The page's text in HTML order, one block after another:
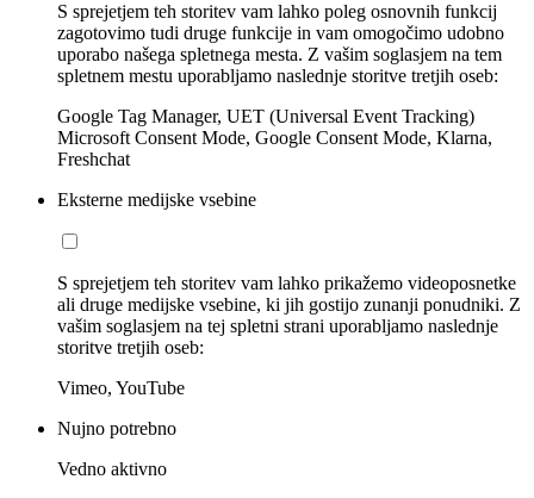
S sprejetjem teh storitev vam lahko poleg osnovnih funkcij
zagotovimo tudi druge funkcije in vam omogočimo udobno
uporabo našega spletnega mesta. Z vašim soglasjem na tem
spletnem mestu uporabljamo naslednje storitve tretjih oseb:
Google Tag Manager, UET (Universal Event Tracking)
Microsoft Consent Mode, Google Consent Mode, Klarna,
Freshchat
Eksterne medijske vsebine
S sprejetjem teh storitev vam lahko prikažemo videoposnetke
ali druge medijske vsebine, ki jih gostijo zunanji ponudniki. Z
vašim soglasjem na tej spletni strani uporabljamo naslednje
storitve tretjih oseb:
Vimeo, YouTube
Nujno potrebno
Vedno aktivno